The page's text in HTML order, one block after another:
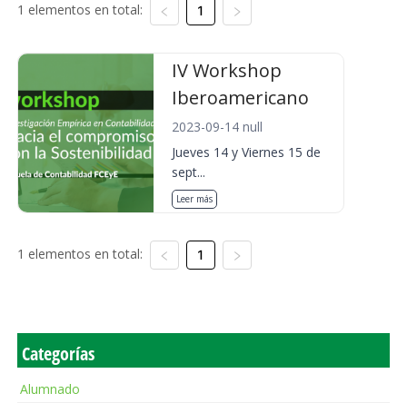
1 elementos en total: 1
IV Workshop
Iberoamericano
2023-09-14 null
Jueves 14 y Viernes 15 de
sept...
Leer más
1 elementos en total: 1
Categorías
Alumnado